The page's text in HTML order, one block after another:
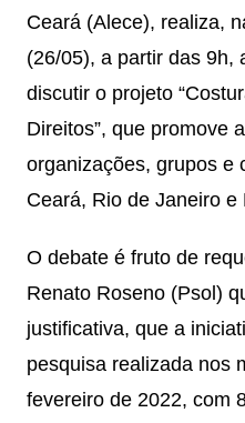
Ceará (Alece), realiza,
(26/05), a partir das 9h,
discutir o projeto
Direitos”, que promove
organizações, grupos e
Ceará, Rio de Janeiro e
O debate é fruto de
Renato Roseno (Psol)
justificativa, que a
pesquisa realizada nos
fevereiro de 2022, com